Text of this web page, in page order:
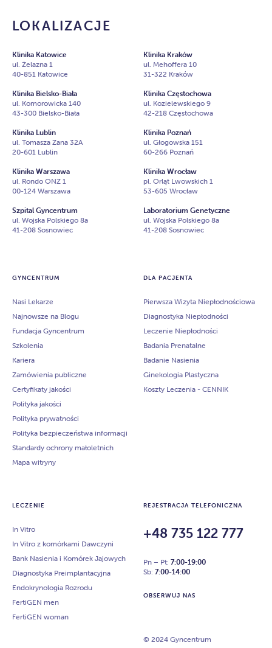
GYNCENTRUM
Nasi Lekarze
Najnowsze na Blogu
Fundacja Gyncentrum
Szkolenia
Kariera
Zamówienia publiczne
Certyfikaty jakości
Polityka jakości
Polityka prywatności
Polityka bezpieczeństwa informacji
Standardy ochrony małoletnich
Mapa witryny
DLA PACJENTA
Pierwsza Wizyta Niepłodnościowa
Diagnostyka Niepłodności
Leczenie Niepłodności
Badania Prenatalne
Badanie Nasienia
Ginekologia Plastyczna
Koszty Leczenia - CENNIK
LECZENIE
In Vitro
In Vitro z komórkami Dawczyni
Bank Nasienia i Komórek Jajowych
Diagnostyka Preimplantacyjna
Endokrynologia Rozrodu
FertiGEN men
FertiGEN woman
LOKALIZACJE
Klinika Katowice
ul. Żelazna 1
40-851 Katowice
Klinika Kraków
ul. Mehoffera 10
31-322 Kraków
Klinika Bielsko-Biała
ul. Komorowicka 140
43-300 Bielsko-Biała
Klinika Częstochowa
ul. Kozielewskiego 9
42-218 Częstochowa
Klinika Lublin
ul. Tomasza Zana 32A
20-601 Lublin
Klinika Poznań
ul. Głogowska 151
60-266 Poznań
Klinika Warszawa
ul. Rondo ONZ 1
00-124 Warszawa
Klinika Wrocław
pl. Orląt Lwowskich 1
53-605 Wrocław
Szpital Gyncentrum
ul. Wojska Polskiego 8a
41-208 Sosnowiec
Laboratorium Genetyczne
ul. Wojska Polskiego 8a
41-208 Sosnowiec
REJESTRACJA TELEFONICZNA
+48 735 122 777
Pn – Pt: 7:00-19:00
Sb: 7:00-14:00
OBSERWUJ NAS
© 2024 Gyncentrum